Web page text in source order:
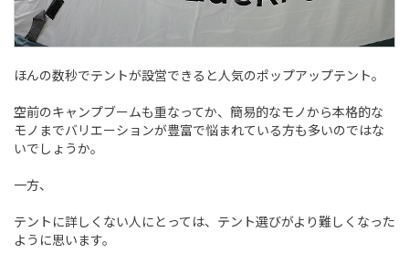
ほんの数秒でテントが設営できると人気のポップアップテント。
空前のキャンプブームも重なってか、簡易的なモノから本格的な
モノまでバリエーションが豊富で悩まれている方も多いのではな
いでしょうか。
一方、
テントに詳しくない人にとっては、テント選びがより難しくなった
ように思います。